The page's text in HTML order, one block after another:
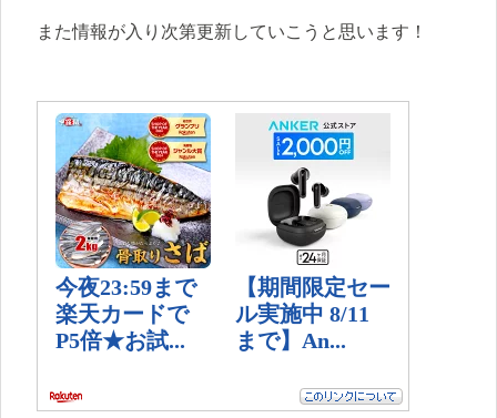
また情報が入り次第更新していこうと思います！